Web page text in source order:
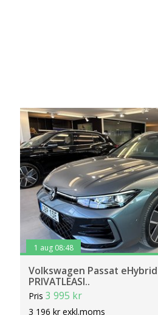
1 aug 08:48
Volkswagen Passat eHybrid
PRIVATLEASI..
Pris3 995 kr
3 196 kr exkl.moms